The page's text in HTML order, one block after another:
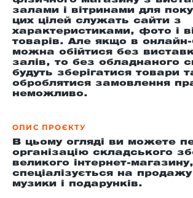
залами і вітринами для
цих цілей служать сайти з
характеристиками, фото і
товарів. Але якщо в онлайн-
можна обійтися без
залів, то без обладнаного
будуть зберігатися товари
оброблятися замовлення
неможливо.
ОПИС ПРОЄКТУ
В цьому огляді ви можете
організацію складського
великого інтернет-
спеціалізується на продажу
музики і подарунків.